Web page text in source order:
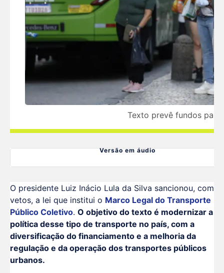
Texto prevê fundos
Versão em áudio
O presidente Luiz Inácio Lula da Silva sancionou, com
vetos, a lei que institui o Marco Legal do Transporte
Público Coletivo. O objetivo do texto é modernizar a
política desse tipo de transporte no país, com a
diversificação do financiamento e a melhoria da
regulação e da operação dos transportes públicos
urbanos.